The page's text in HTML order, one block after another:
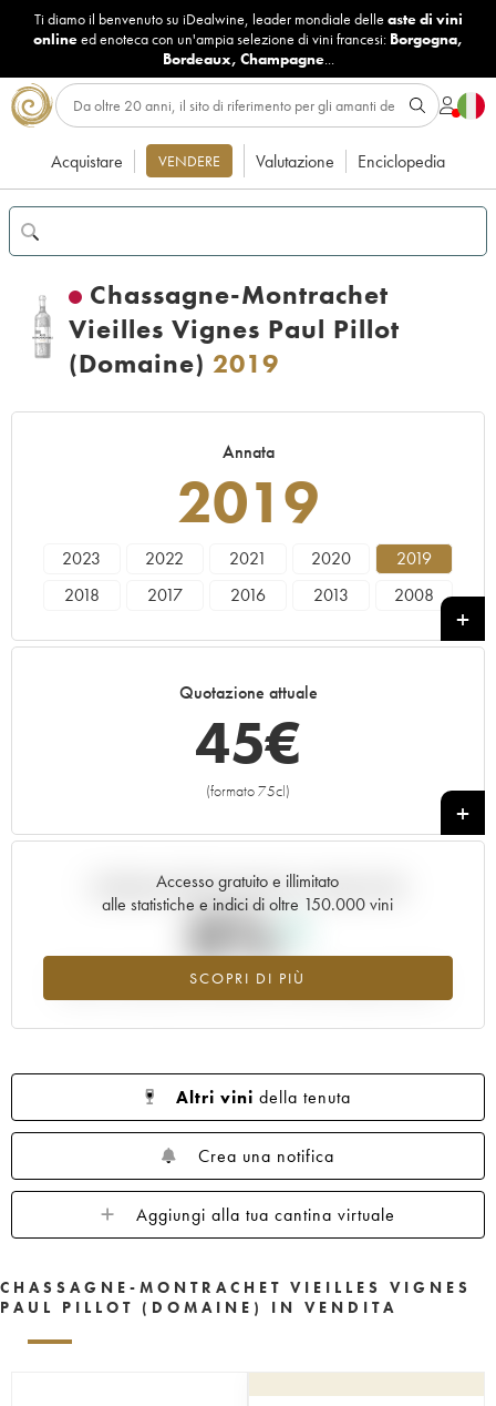
Ti diamo il benvenuto su iDealwine, leader mondiale delle aste di vini
onlineed enoteca con un'ampia selezione di vini francesi: Borgogna,
Bordeaux, Champagne...
Acquistare VENDERE Valutazione Enciclopedia
Chassagne-Montrachet
Vieilles Vignes Paul Pillot
(Domaine) 2019
Annata
2019
2023 2022 2021 2020
2019
2018
2017 2016 2013 2008
Quotazione attuale
45€
(formato 75cl)
+
Accesso gratuito e illimitato
alle statistiche e indici di oltre 150.000 vini
SCOPRI DI PIÙ
Andamento della quotazione in tempo reale
0%
Valore in aumento per l'annata 2019 nel 2026 rispetto al 2025
Altri vini della tenuta
Crea una notifica
Aggiungi alla tua cantina virtuale
CHASSAGNE-MONTRACHET VIEILLES VIGNES
PAUL PILLOT (DOMAINE) IN VENDITA